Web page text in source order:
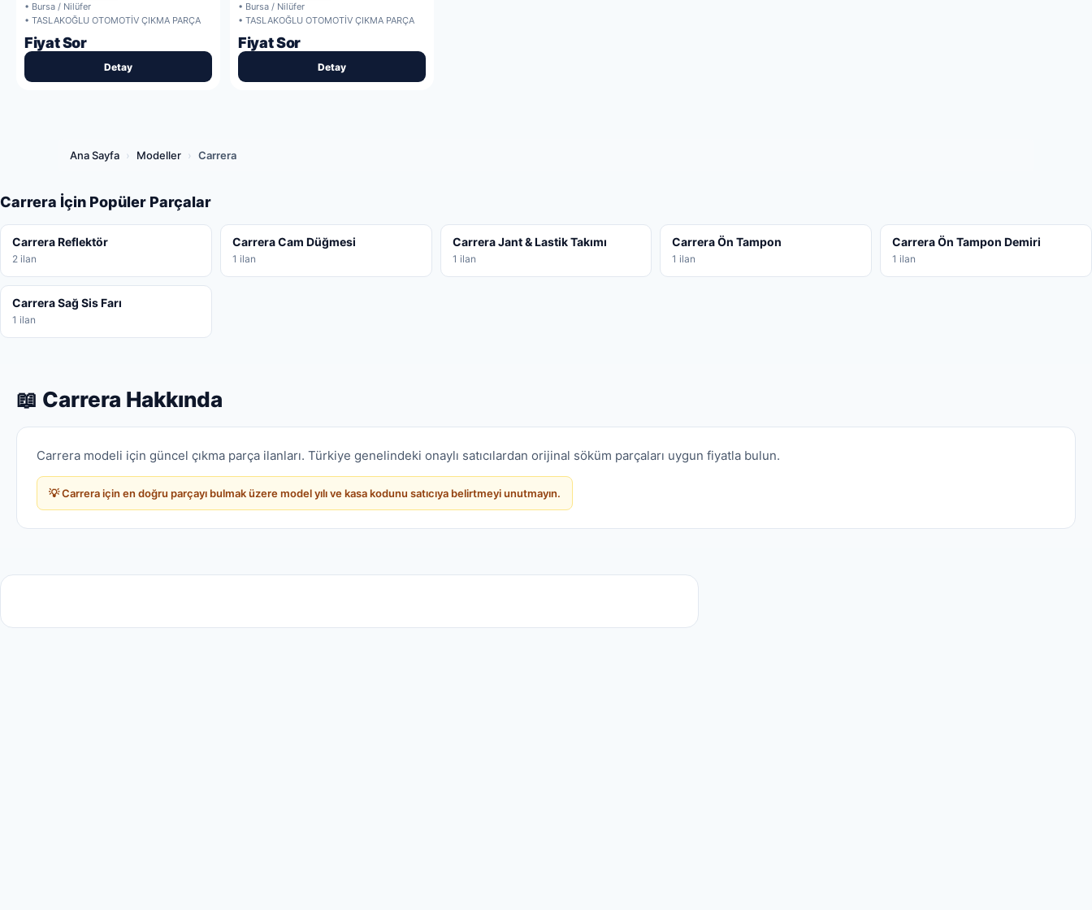
• Bursa / Nilüfer
• TASLAKOĞLU OTOMOTİV ÇIKMA PARÇA
Fiyat Sor
Detay
• Bursa / Nilüfer
• TASLAKOĞLU OTOMOTİV ÇIKMA PARÇA
Fiyat Sor
Detay
Ana Sayfa › Modeller › Carrera
Carrera İçin Popüler Parçalar
Carrera Reflektör
2 ilan
Carrera Cam Düğmesi
1 ilan
Carrera Jant & Lastik Takımı
1 ilan
Carrera Ön Tampon
1 ilan
Carrera Ön Tampon Demiri
1 ilan
Carrera Sağ Sis Farı
1 ilan
📖 Carrera Hakkında
Carrera modeli için güncel çıkma parça ilanları. Türkiye genelindeki onaylı satıcılardan orijinal söküm parçaları uygun fiyatla bulun.
💡 Carrera için en doğru parçayı bulmak üzere model yılı ve kasa kodunu satıcıya belirtmeyi unutmayın.